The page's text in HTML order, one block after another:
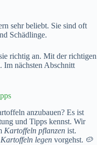
sehr beliebt. Sie sind oft
Schädlinge.
richtig an. Mit der richtigen
Im nächsten Abschnitt
anzubauen? Es ist
und Tipps kennst. Wir
Kartoffeln pflanzen ist.
Kartoffeln legen vorgehst. 🥔